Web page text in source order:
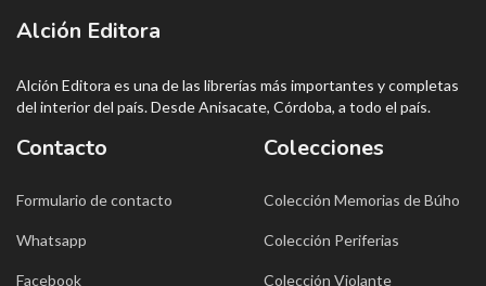
Alción Editora
Alción Editora es una de las librerías más importantes y completas
del interior del país. Desde Anisacate, Córdoba, a todo el país.
Contacto
Formulario de contacto
Whatsapp
Facebook
Colecciones
Colección Memorias de Búho
Colección Periferias
Colección Violante